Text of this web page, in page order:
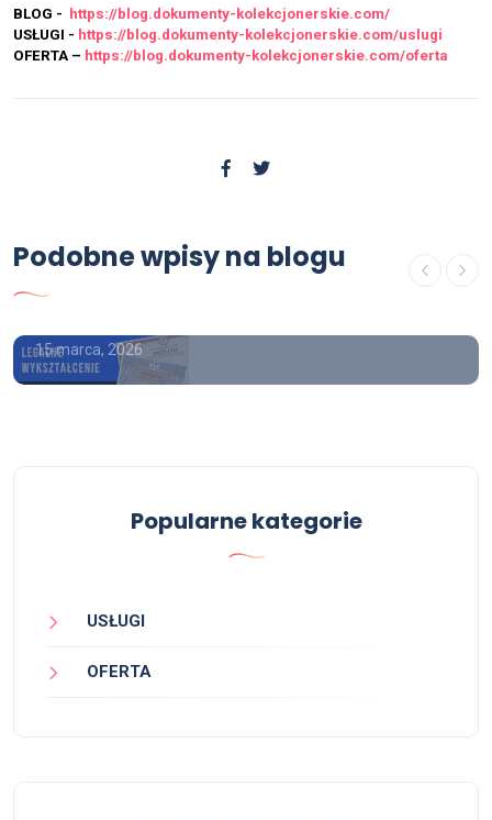
BLOG -
https://blog.dokumenty-kolekcjonerskie.com/
USŁUGI - https://blog.dokumenty-kolekcjonerskie.com/uslugi
OFERTA – https://blog.dokumenty-kolekcjonerskie.com/oferta
Podobne wpisy na blogu
Świadectwo ukończenia szkoły
średniej z wpisem
15 marca, 2026
Popularne kategorie
USŁUGI
OFERTA